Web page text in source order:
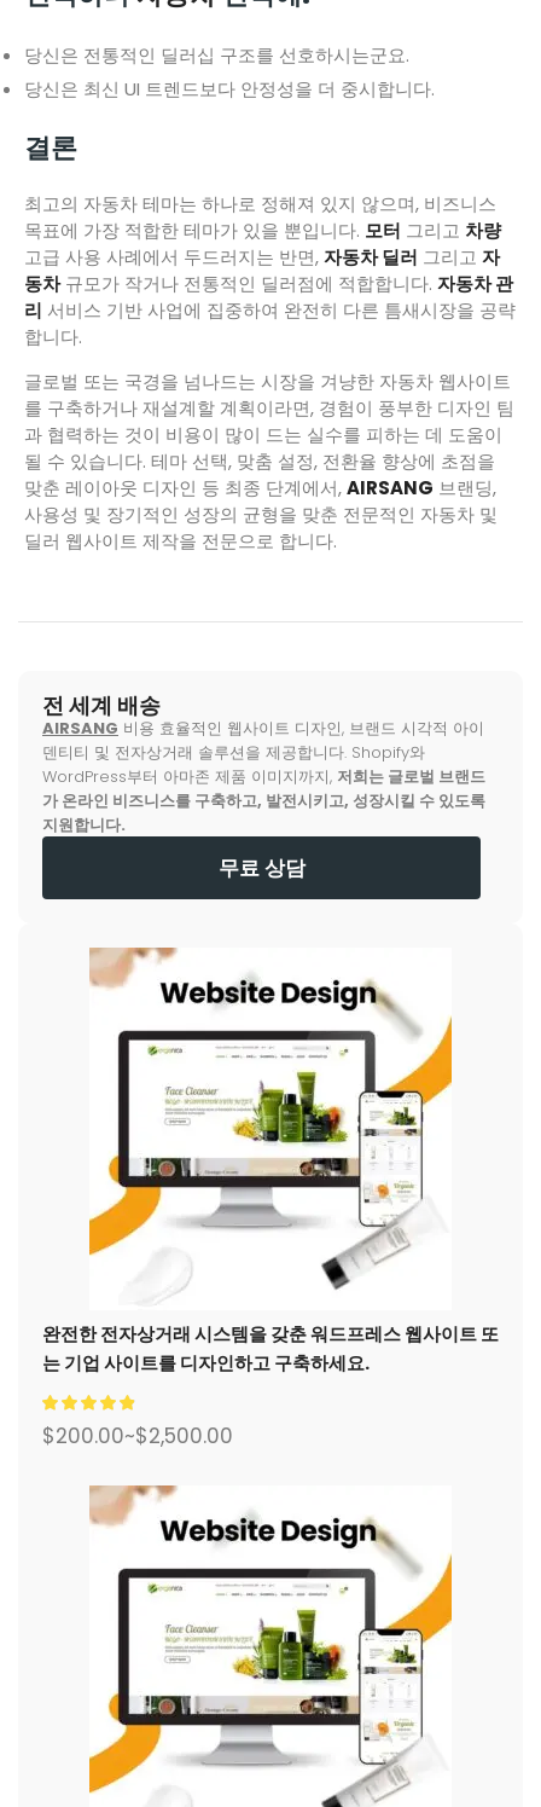
당신은 전통적인 딜러십 구조를 선호하시는군요.
당신은 최신 UI 트렌드보다 안정성을 더 중시합니다.
결론
최고의 자동차 테마는 하나로 정해져 있지 않으며, 비즈니스
목표에 가장 적합한 테마가 있을 뿐입니다. 모터 그리고 차량
고급 사용 사례에서 두드러지는 반면,자동차 딜러 그리고 자
동차규모가 작거나 전통적인 딜러점에 적합합니다. 자동차 관
리 서비스 기반 사업에 집중하여 완전히 다른 틈새시장을 공략
합니다.
글로벌 또는 국경을 넘나드는 시장을 겨냥한 자동차 웹사이트
를 구축하거나 재설계할 계획이라면, 경험이 풍부한 디자인 팀
과 협력하는 것이 비용이 많이 드는 실수를 피하는 데 도움이
될 수 있습니다. 테마 선택, 맞춤 설정, 전환율 향상에 초점을
맞춘 레이아웃 디자인 등 최종 단계에서,AIRSANG 브랜딩,
사용성 및 장기적인 성장의 균형을 맞춘 전문적인 자동차 및
딜러 웹사이트 제작을 전문으로 합니다.
전 세계 배송
AIRSANG 비용 효율적인 웹사이트 디자인, 브랜드 시각적 아이
덴티티 및 전자상거래 솔루션을 제공합니다. Shopify와
WordPress부터 아마존 제품 이미지까지, 저희는 글로벌 브랜드
가 온라인 비즈니스를 구축하고, 발전시키고, 성장시킬 수 있도록
지원합니다.
무료 상담
완전한 전자상거래 시스템을 갖춘 워드프레스 웹사이트 또
는 기업 사이트를 디자인하고 구축하세요.
$200.00~$2,500.00